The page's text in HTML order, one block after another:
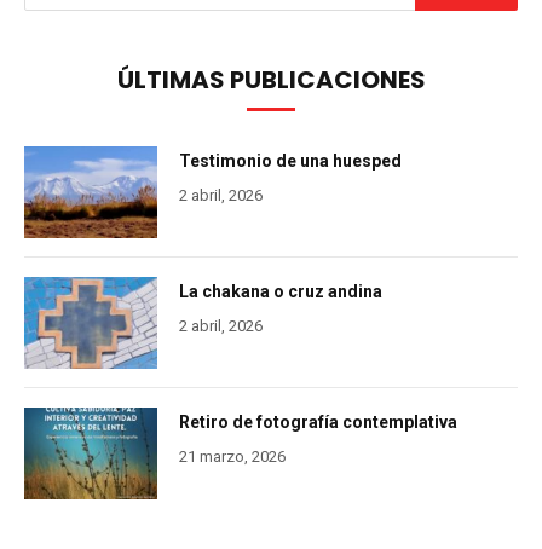
ÚLTIMAS PUBLICACIONES
Testimonio de una huesped
2 abril, 2026
La chakana o cruz andina
2 abril, 2026
Retiro de fotografía contemplativa
21 marzo, 2026